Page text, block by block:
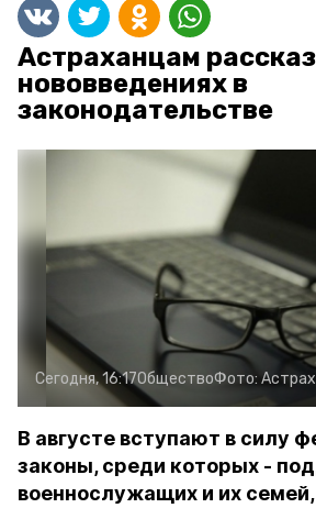
Астраханцам
нововведениях в
законодательстве
Сегодня, 16:17ОбществоФото:
В августе вступают в силу
законы, среди которых -
военнослужащих и их